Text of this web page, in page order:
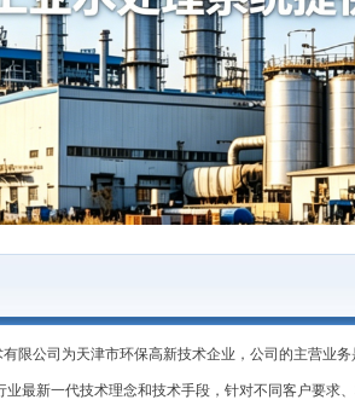
限公司为天津市环保高新技术企业，公司的主营业
业最新一代技术理念和技术手段，针对不同客户要求